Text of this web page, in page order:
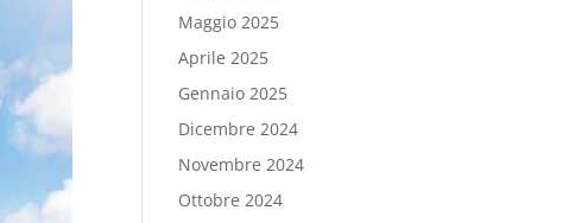
Maggio 2025
Aprile 2025
Gennaio 2025
Dicembre 2024
Novembre 2024
Ottobre 2024